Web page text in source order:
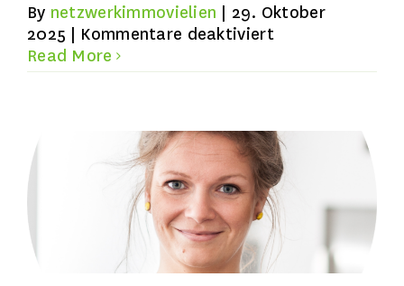
By netzwerkimmovielien | 29. Oktober
2025 | Kommentare deaktiviertfür
Lobeck,
Read More